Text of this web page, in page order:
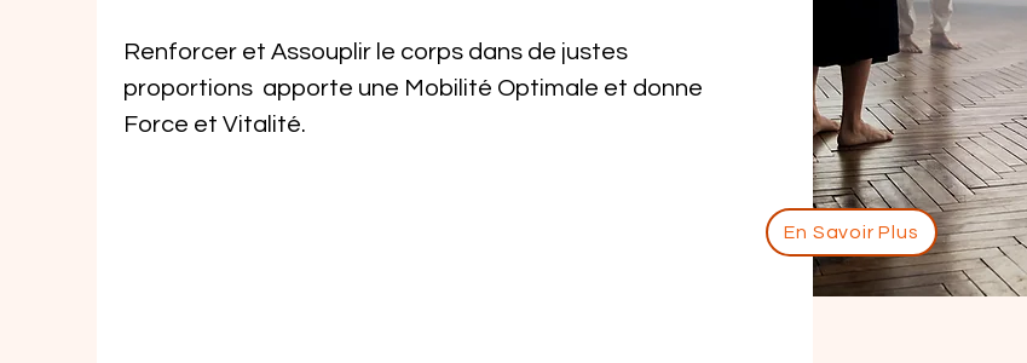
Renforcer et Assouplir le corps dans de justes
proportions apporte une Mobilité Optimale et donne
Force et Vitalité.
En Savoir Plus